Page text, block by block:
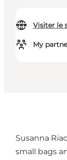
Visiter le
My
Susanna
small bags